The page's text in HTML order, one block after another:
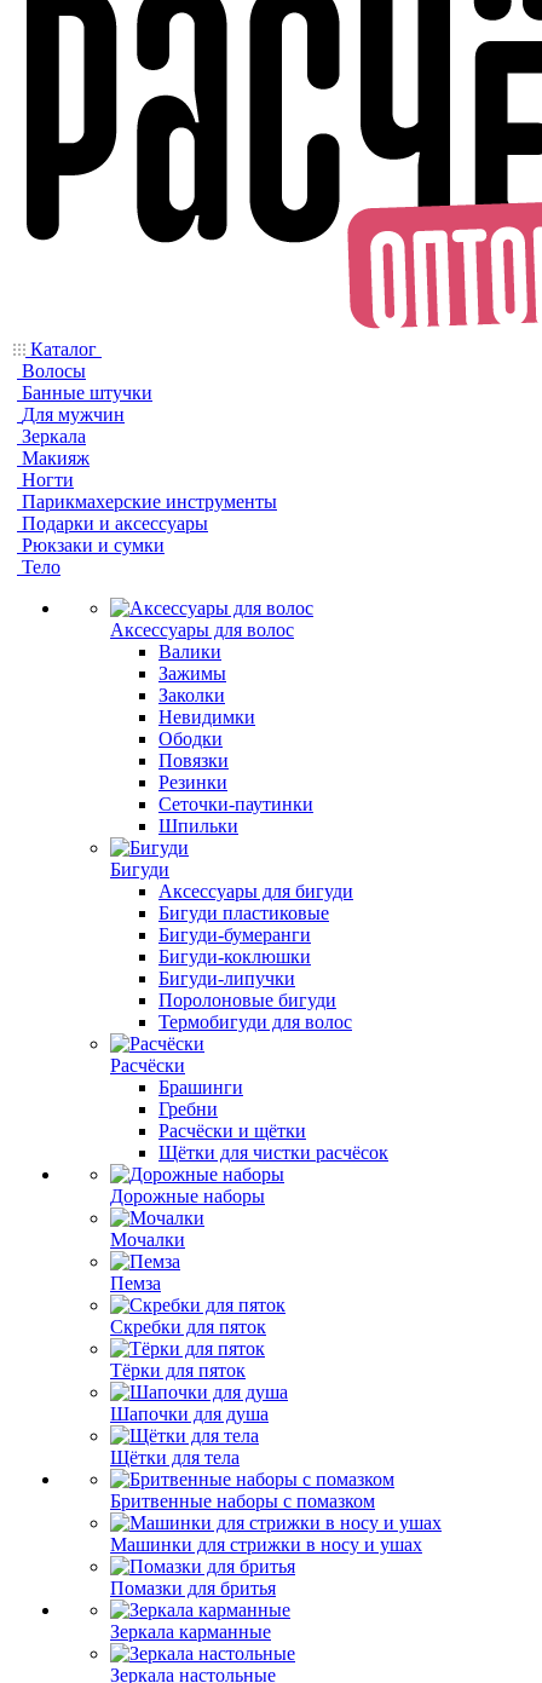
Каталог
Волосы
Банные штучки
Для мужчин
Зеркала
Макияж
Ногти
Парикмахерские инструменты
Подарки и аксессуары
Рюкзаки и сумки
Тело
Аксессуары для волос
Валики
Зажимы
Заколки
Невидимки
Ободки
Повязки
Резинки
Сеточки-паутинки
Шпильки
Бигуди
Аксессуары для бигуди
Бигуди пластиковые
Бигуди-бумеранги
Бигуди-коклюшки
Бигуди-липучки
Поролоновые бигуди
Термобигуди для волос
Расчёски
Брашинги
Гребни
Расчёски и щётки
Щётки для чистки расчёсок
Дорожные наборы
Мочалки
Пемза
Скребки для пяток
Тёрки для пяток
Шапочки для душа
Щётки для тела
Бритвенные наборы с помазком
Машинки для стрижки в носу и ушах
Помазки для бритья
Зеркала карманные
Зеркала настольные